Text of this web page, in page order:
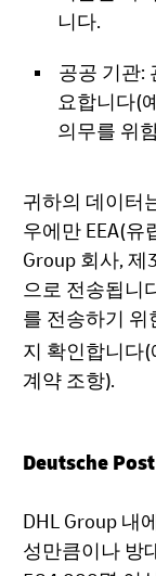
니다.
공공 기관:
요합니다(
의무를 위
귀하의 데이터
우에만 EEA(유
Group 회사,
으로 전송됩니
를 전송하기 위
지 확인합니다(
계약 조항).
Deutsche
DHL Group 내
성만큼이나 방